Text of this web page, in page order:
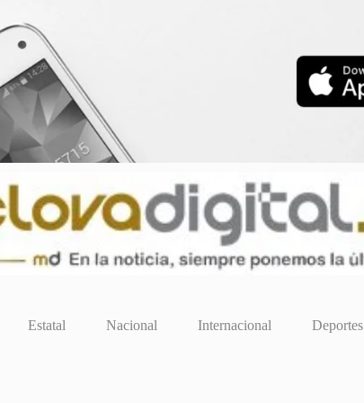
Estatal Nacional Internacional Deportes